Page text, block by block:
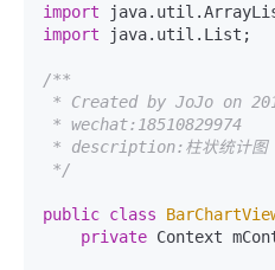
import
import java.util.List;
/**
*/
public class
private Context